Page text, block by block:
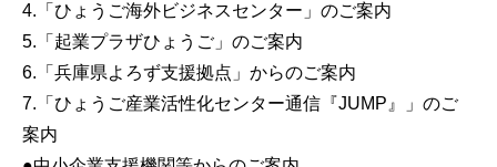
4.「ひょうご海外ビジネスセンター」のご案内
5.「起業プラザひょうご」のご案内
6.「兵庫県よろず支援拠点」からのご案内
7.「ひょうご産業活性化センター通信『JUMP』」のご
案内